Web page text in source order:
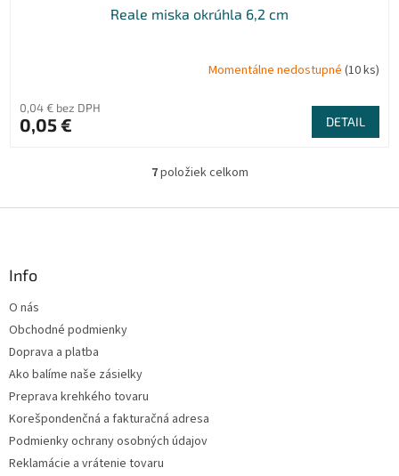
Reale miska okrúhla 6,2 cm
Momentálne nedostupné (10 ks)
0,04 € bez DPH
0,05 € DETAIL
O
l
v
p
7položiek celkom
Info
O nás
Obchodné podmienky
Doprava a platba
Ako balíme naše zásielky
Preprava krehkého tovaru
Korešpondenčná a fakturačná adresa
Podmienky ochrany osobných údajov
Reklamácie a vrátenie tovaru